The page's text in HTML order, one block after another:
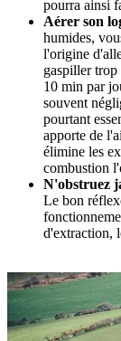
pourra ainsi
Aérer son
humides,
l'origine
gaspiller trop
10 min par
souvent
pourtant
apporte de
élimine les
combustion
N'obstruez
Le bon
d'extraction,